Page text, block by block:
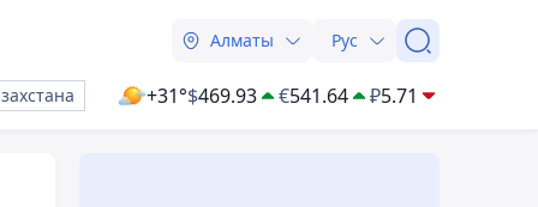
Алматы Рус
+31°$469.93 €541.64 ₽5.71